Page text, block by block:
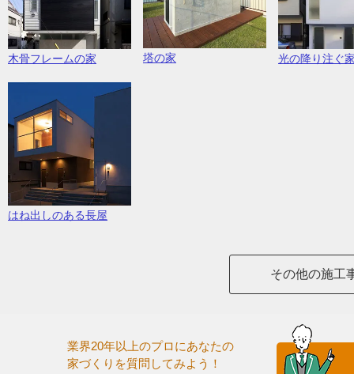
木骨フレームの家 塔の家 光の降り注ぐ
はね出しのある長屋
その他の施工
業界20年以上のプロにあなたの
家づくりを質問してみよう！